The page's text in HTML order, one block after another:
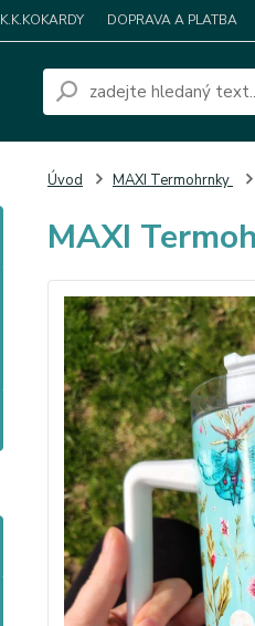
K.K.KOKARDY DOPRAVA A PLATBA
Úvod MAXI Termohrnky
MAXI